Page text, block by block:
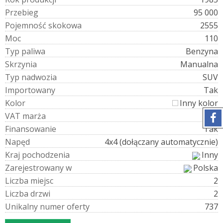
Przebieg
95 000
Pojemność skokowa
2555
Moc
110
Typ paliwa
Benzyna
Skrzynia
Manualna
Typ nadwozia
SUV
Importowany
Tak
Kolor
Inny kolor
VAT marża
Tak
Finansowanie
Tak
Napęd
4x4 (dołączany automatycznie)
Kraj pochodzenia
Inny
Zarejestrowanyw
Polska
Liczba miejsc
2
Liczba drzwi
2
Unikalny numeroferty 737